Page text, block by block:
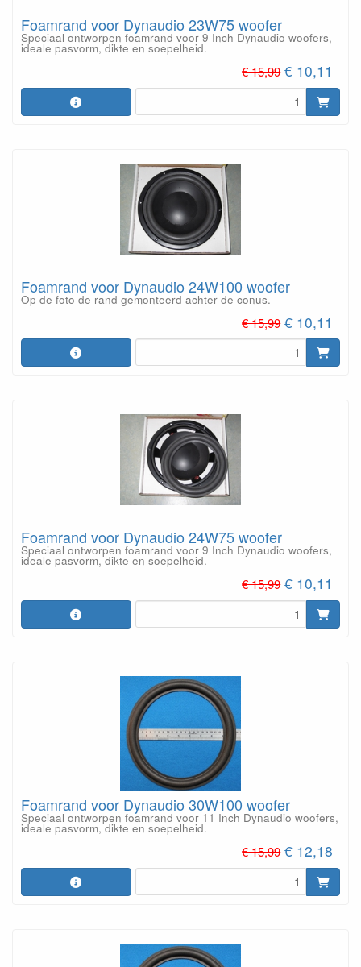
Foamrand voor Dynaudio 23W75 woofer
Speciaal ontworpen foamrand voor 9 Inch Dynaudio woofers,
ideale pasvorm, dikte en soepelheid.
€ 15,99 € 10,11
Foamrand voor Dynaudio 24W100 woofer
Op de foto de rand gemonteerd achter de conus.
€ 15,99 € 10,11
Foamrand voor Dynaudio 24W75 woofer
Speciaal ontworpen foamrand voor 9 Inch Dynaudio woofers,
ideale pasvorm, dikte en soepelheid.
€ 15,99 € 10,11
Foamrand voor Dynaudio 30W100 woofer
Speciaal ontworpen foamrand voor 11 Inch Dynaudio woofers,
ideale pasvorm, dikte en soepelheid.
€ 15,99 € 12,18